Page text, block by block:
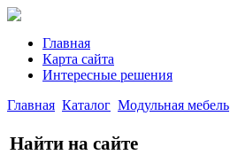
Главная
Карта сайта
Интересные решения
Главная Каталог Модульная мебель
Найти на сайте